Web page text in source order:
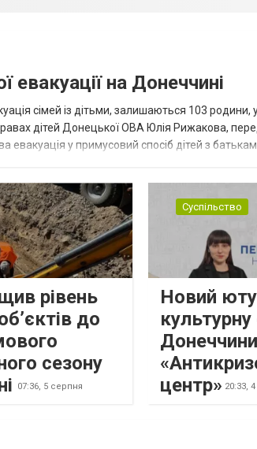
евакуації на Донеччині
сімей із дітьми, залишаються 103 родини,
дітей Донецької ОВА Юлія Рижакова,
евакуація у примусовий спосіб дітей з
рівень
до
сезону
07:36, 5 серпня
Суспільство
Новий
центр» 20:33,